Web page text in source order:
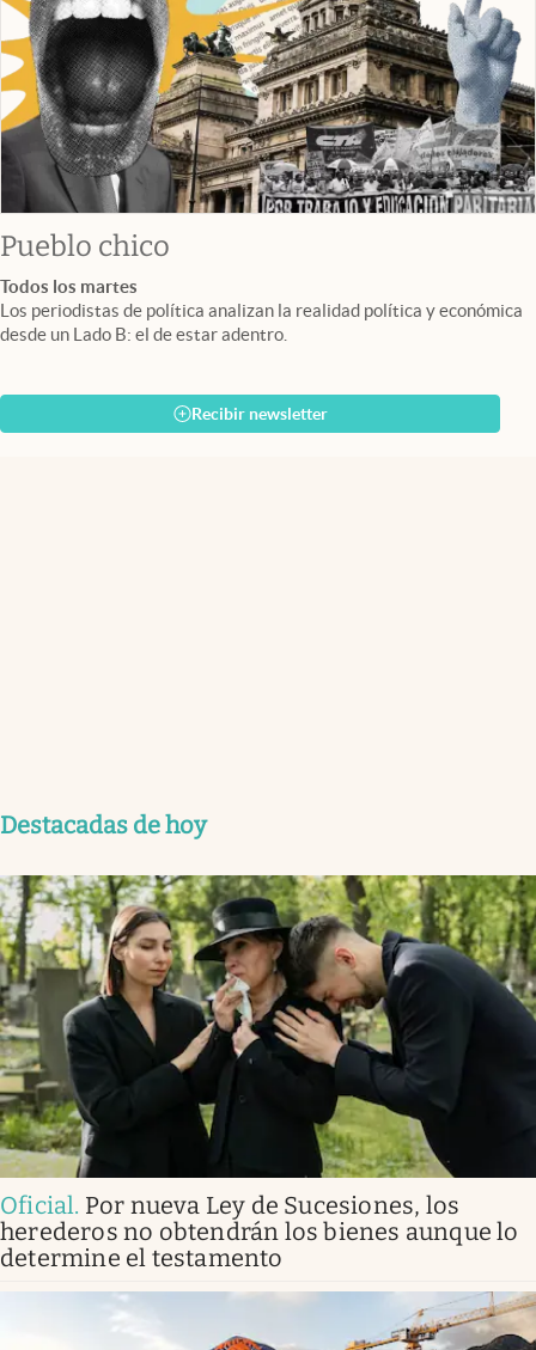
Pueblo chico
Todos los martes
Los periodistas de política analizan la realidad política y económica
desde un Lado B: el de estar adentro.
Recibir newsletter
Destacadas de hoy
Oficial. Por nueva Ley de Sucesiones, los
herederos no obtendrán los bienes aunque lo
determine el testamento